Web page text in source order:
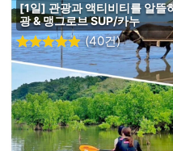
[1일] 관광과 액티비티를 알뜰
광 & 맹그로브 SUP/카누
(40건)